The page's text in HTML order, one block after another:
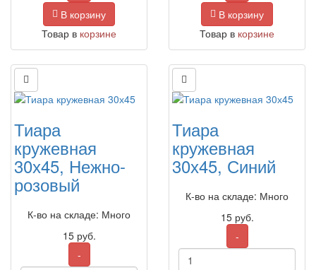
В корзину
Товар в корзине
В корзину
Товар в корзине
Тиара
кружевная
30х45, Нежно-
розовый
К-во на складе: Много
15 руб.
-
Тиара
кружевная
30х45, Синий
К-во на складе: Много
15 руб.
-